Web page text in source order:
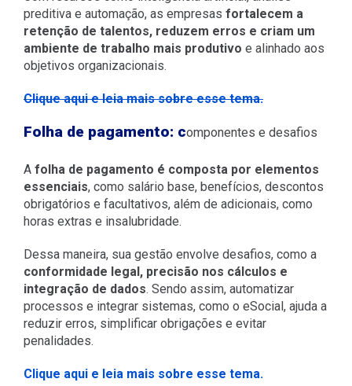
preditiva e automação, as empresas fortalecem a
retenção de talentos, reduzem erros e criam um
ambiente de trabalho mais produtivo e alinhado aos
objetivos organizacionais.
Clique aqui e leia mais sobre esse tema.
Folha de pagamento: componentes e desafios
Afolha de pagamento é composta por elementos
essenciais, como salário base, benefícios, descontos
obrigatórios e facultativos, além de adicionais, como
horas extras e insalubridade.
Dessa maneira, sua gestão envolve desafios, como a
conformidade legal, precisão nos cálculos e
integração de dados. Sendo assim, automatizar
processos e integrar sistemas, como o eSocial, ajuda a
reduzir erros, simplificar obrigações e evitar
penalidades.
Clique aqui e leia mais sobre esse tema.